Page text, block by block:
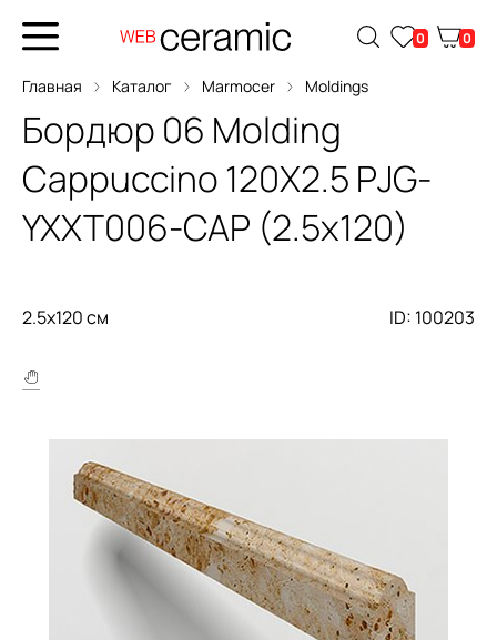
0 0
Главная Каталог Marmocer Moldings
Бордюр 06 Molding
Cappuccino 120X2.5 PJG-
YXXT006-CAP (2.5x120)
2.5x120 см ID: 100203